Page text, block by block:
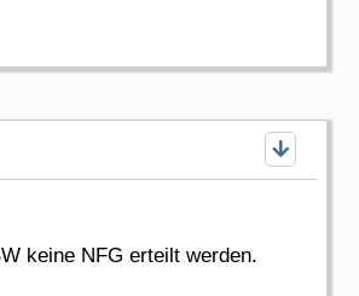
keine NFG erteilt werden.